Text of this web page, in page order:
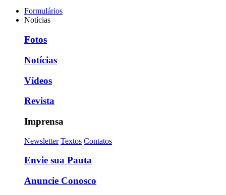
Formulários
Notícias
Fotos
Notícias
Vídeos
Revista
Imprensa
Newsletter Textos Contatos
Envie sua Pauta
Anuncie Conosco